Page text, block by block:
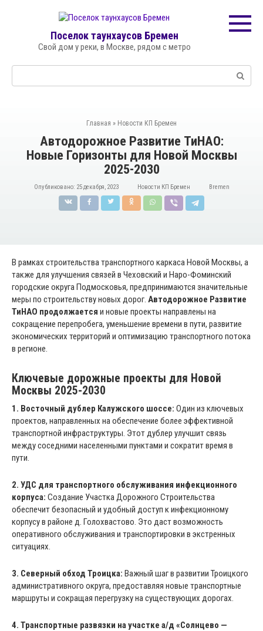
Поселок таунхаусов Бремен
Свой дом у реки, в Москве, рядом с метро
Главная » Новости КП Бремен
Автодорожное Развитие ТиНАО:
Новые Горизонты для Новой Москвы
2025-2030
Опубликовано: 25 декабря, 2023 Новости КП Бремен Bremen
В рамках строительства транспортного каркаса Новой Москвы, а
также для улучшения связей в Чеховский и Наро-Фоминский
городские округа Подмосковья, предпринимаются значительные
меры по строительству новых дорог. Автодорожное Развитие
ТиНАО продолжается и новые проекты направлены на
сокращение перепробега, уменьшение времени в пути, развитие
экономических территорий и оптимизацию транспортного потока
в регионе.
Ключевые дорожные проекты для Новой
Москвы 2025-2030
1. Восточный дублер Калужского шоссе: Один из ключевых
проектов, направленных на обеспечение более эффективной
транспортной инфраструктуры. Этот дублер улучшит связь
между соседними населенными пунктами и сократит время в
пути.
2. УДС для транспортного обслуживания инфекционного
корпуса: Создание Участка Дорожного Строительства
обеспечит безопасный и удобный доступ к инфекционному
корпусу в районе д. Голохвастово. Это даст возможность
оперативного обслуживания и транспортировки в экстренных
ситуациях.
3. Северный обход Троицка: Важный шаг в развитии Троицкого
административного округа, предоставляя новые транспортные
маршруты и сокращая перегрузку на существующих дорогах.
4. Транспортные развязки на участке а/д «Солнцево —